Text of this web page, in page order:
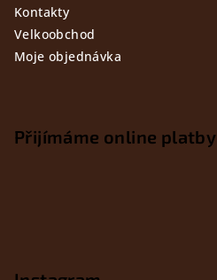
Kontakty
Velkoobchod
Moje objednávka
Přijímáme online platby